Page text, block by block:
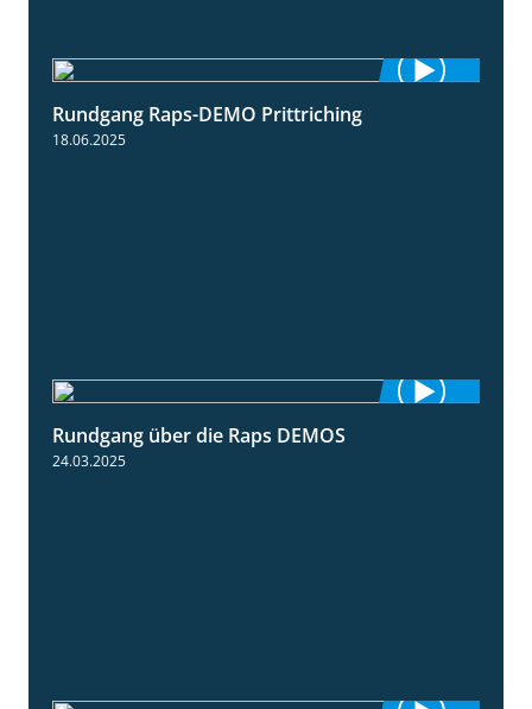
Rundgang Raps-DEMO Prittriching
18.06.2025
Rundgang über die Raps DEMOS
24.03.2025